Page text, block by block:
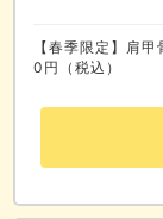
【春季限定】肩
0円（税込）